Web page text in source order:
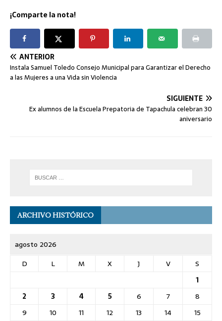
¡Comparte la nota!
ANTERIOR
Instala Samuel Toledo Consejo Municipal para Garantizar el Derecho
a las Mujeres a una Vida sin Violencia
SIGUIENTE
Ex alumnos de la Escuela Prepatoria de Tapachula celebran 30
aniversario
ARCHIVO HISTÓRICO
agosto 2026
D
L M X J V
S
1
2
3 4 5 6 7
8
9
10 11 12 13 14
15